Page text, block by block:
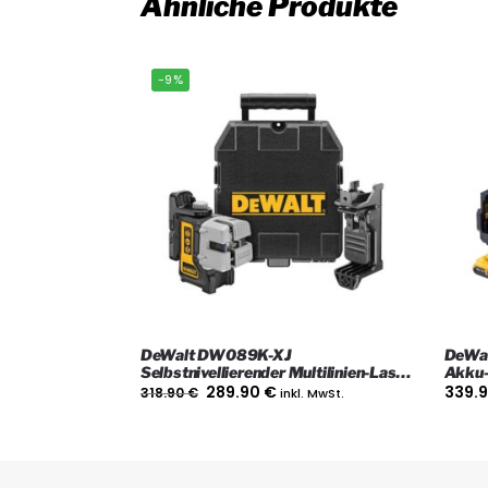
-9%
DeWalt DW089K-XJ
Selbstnivellierender Multilinien-Laser
(1 x horizontal und 2 x vertikal)
318.90€ 289.90 €inkl. MwSt.